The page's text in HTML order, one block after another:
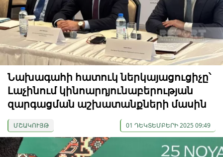
Նախագահի հատուկ ներկայացուցիչը՝
Լաչինում կինոարդյունաբերության
զարգացման աշխատանքների մասին
ՄՇԱԿՈՒՅԹ 01 ԴԵԿՏԵՄԲԵՐԻ 2025 09:49